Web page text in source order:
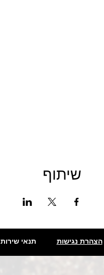
שיתוף
הצהרת נגישות תנאי שירות